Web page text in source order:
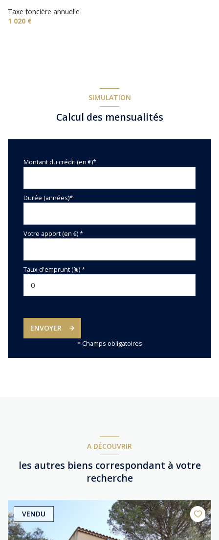
1 niveau(x)
Taxe foncière annuelle
1 020 €
SIMULATION
Calcul des mensualités
Montant du crédit (en €)*
Durée (années)*
Votre apport (en €) *
Taux d'emprunt (%) *
ENVOYER
* Champs obligatoires
A DÉCOUVRIR
les autres biens correspondant à votre
recherche
VENDU